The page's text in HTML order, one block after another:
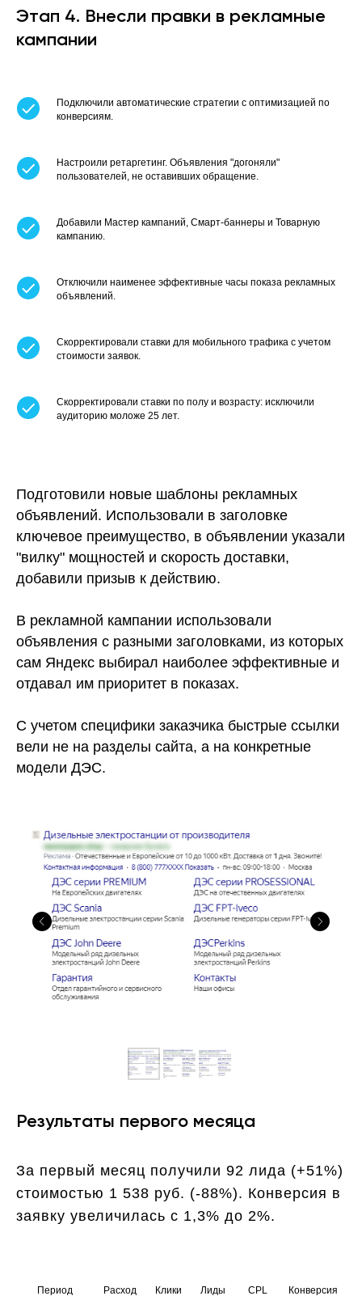
Этап 4. Внесли правки в рекламные
кампании
Подключили автоматические стратегии с оптимизацией по
конверсиям.
Настроили ретаргетинг. Объявления "догоняли"
пользователей, не оставивших обращение.
Добавили Мастер кампаний, Смарт-баннеры и Товарную
кампанию.
Отключили наименее эффективные часы показа рекламных
объявлений.
Скорректировали ставки для мобильного трафика с учетом
стоимости заявок.
Скорректировали ставки по полу и возрасту: исключили
аудиторию моложе 25 лет.
Подготовили новые шаблоны рекламных
объявлений. Использовали в заголовке
ключевое преимущество, в объявлении указали
"вилку" мощностей и скорость доставки,
добавили призыв к действию.
В рекламной кампании использовали
объявления с разными заголовками, из которых
сам Яндекс выбирал наиболее эффективные и
отдавал им приоритет в показах.
С учетом специфики заказчика быстрые ссылки
вели не на разделы сайта, а на конкретные
модели ДЭС.
Результаты первого месяца
За первый месяц получили 92 лида (+51%)
стоимостью 1 538 руб. (-88%). Конверсия в
заявку увеличилась с 1,3% до 2%.
Период Расход Клики Лиды CPL Конверсия